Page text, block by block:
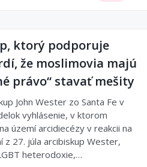
ktorý podporuje
že moslimovia majú
právo“ stavať mešity
John Wester zo Santa Fe v
vyhlásenie, v ktorom
území arcidiecézy v reakcii na
z 27. júla arcibiskup Wester,
heterodoxie,…